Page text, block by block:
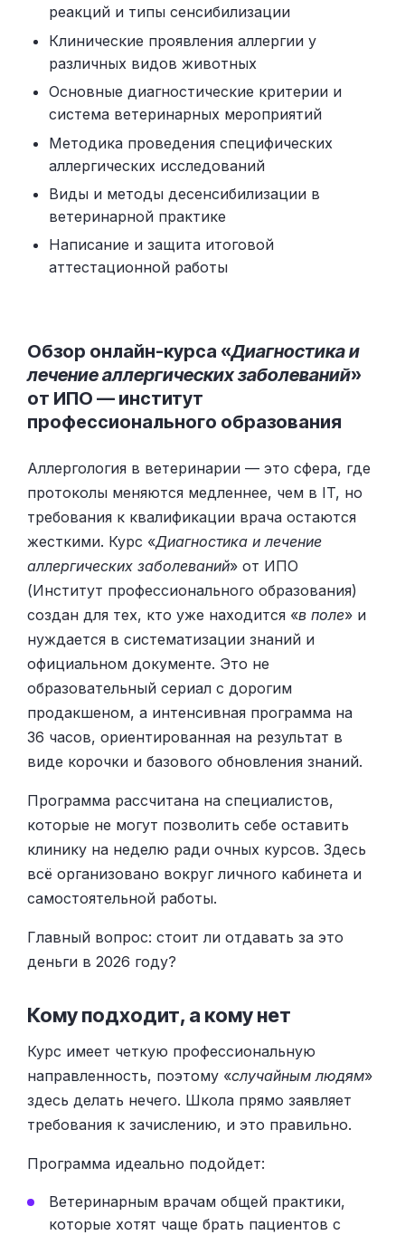
реакций и типы сенсибилизации
Клинические проявления аллергии у
различных видов животных
Основные диагностические критерии и
система ветеринарных мероприятий
Методика проведения специфических
аллергических исследований
Виды и методы десенсибилизации в
ветеринарной практике
Написание и защита итоговой
аттестационной работы
Обзор онлайн-курса «Диагностика и
лечение аллергических заболеваний»
от ИПО — институт
профессионального образования
Аллергология в ветеринарии — это сфера, где
протоколы меняются медленнее, чем в IT, но
требования к квалификации врача остаются
жесткими. Курс «Диагностика и лечение
аллергических заболеваний» от ИПО
(Институт профессионального образования)
создан для тех, кто уже находится «в поле» и
нуждается в систематизации знаний и
официальном документе. Это не
образовательный сериал с дорогим
продакшеном, а интенсивная программа на
36 часов, ориентированная на результат в
виде корочки и базового обновления знаний.
Программа рассчитана на специалистов,
которые не могут позволить себе оставить
клинику на неделю ради очных курсов. Здесь
всё организовано вокруг личного кабинета и
самостоятельной работы.
Главный вопрос: стоит ли отдавать за это
деньги в 2026 году?
Кому подходит, а кому нет
Курс имеет четкую профессиональную
направленность, поэтому «случайным людям»
здесь делать нечего. Школа прямо заявляет
требования к зачислению, и это правильно.
Программа идеально подойдет:
Ветеринарным врачам общей практики,
которые хотят чаще брать пациентов с